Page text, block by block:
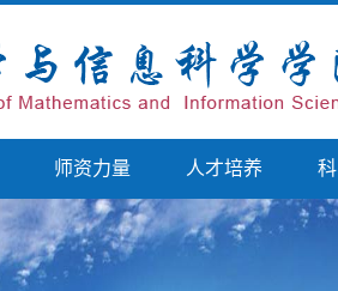
师资力量 人才培养